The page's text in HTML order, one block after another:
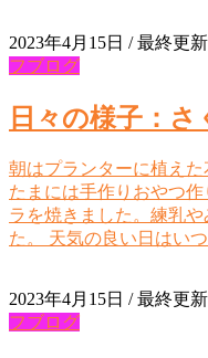
2023年4月15日 / 最終更
フブログ
日々の様子：
朝はプランターに植えた
たまには手作りおやつ
ラを焼きました。練乳
た。 天気の良い日はい
2023年4月15日 / 最終更
フブログ